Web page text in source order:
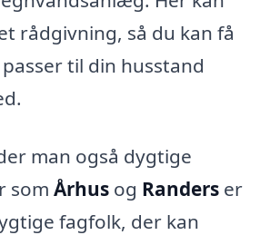
rådgivning, så du kan få
til din husstand
man også dygtige
som Århus og Randers er
fagfolk, der kan